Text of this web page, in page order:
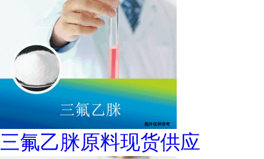
三氟乙脒原料现货供应